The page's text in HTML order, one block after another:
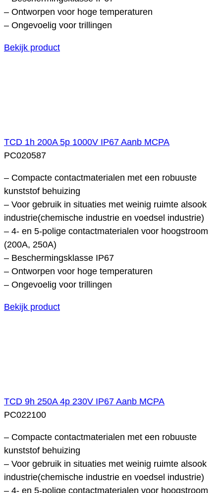
– Ontworpen voor hoge temperaturen
– Ongevoelig voor trillingen
Bekijk product
TCD 1h 200A 5p 1000V IP67 Aanb MCPA
PC020587
– Compacte contactmaterialen met een robuuste
kunststof behuizing
– Voor gebruik in situaties met weinig ruimte alsook
industrie(chemische industrie en voedsel industrie)
– 4- en 5-polige contactmaterialen voor hoogstroom
(200A, 250A)
– Beschermingsklasse IP67
– Ontworpen voor hoge temperaturen
– Ongevoelig voor trillingen
Bekijk product
TCD 9h 250A 4p 230V IP67 Aanb MCPA
PC022100
– Compacte contactmaterialen met een robuuste
kunststof behuizing
– Voor gebruik in situaties met weinig ruimte alsook
industrie(chemische industrie en voedsel industrie)
– 4- en 5-polige contactmaterialen voor hoogstroom